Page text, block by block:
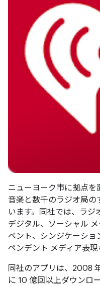
ニューヨーク市に拠点を
音楽と数千のラジオ局の
います。同社では、ラジ
デジタル、ソーシャル
ベント、シンジケーショ
ペンデント メディア表現
同社のアプリは、2008
に 10 億回以上ダウンロ